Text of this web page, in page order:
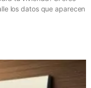
los datos que aparecen